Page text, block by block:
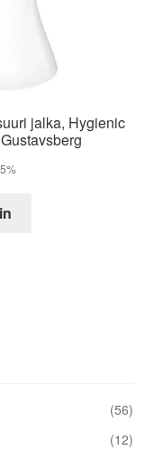
jalka, Hygienic
(56)
(12)